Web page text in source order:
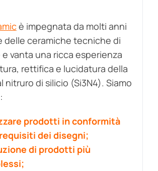
è impegnata da molti anni
delle ceramiche tecniche di
vanta una ricca esperienza
rettifica e lucidatura della
nitruro di silicio (Si3N4). Siamo
prodotti in conformità
dei disegni;
di prodotti più